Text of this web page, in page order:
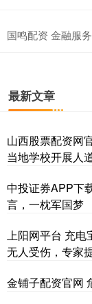
国鸣配资 金融服
最新文章
山西股票配资网
当地学校开展人
中投证券APP下
言，一枕军国梦
上阳网平台 充电
无人受伤，专家
金铺子配资官网